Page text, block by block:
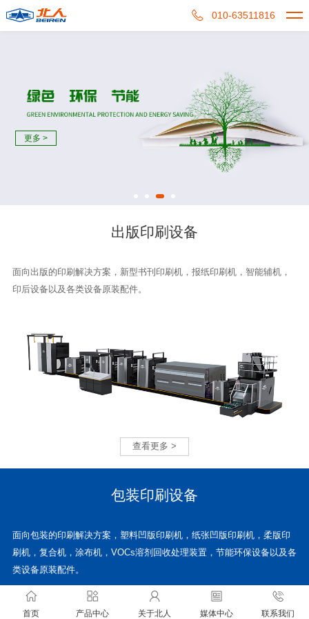
010-63511816
更多 >
出版印刷设备
面向出版的印刷解决方案，新型书刊印刷机，报纸印刷机，智能辅机，
印后设备以及各类设备原装配件。
查看更多 >
包装印刷设备
面向包装的印刷解决方案，塑料凹版印刷机，纸张凹版印刷机，柔版印
刷机，复合机，涂布机，VOCs溶剂回收处理装置，节能环保设备以及各
类设备原装配件。
首页 产品中心 关于北人 媒体中心 联系我们